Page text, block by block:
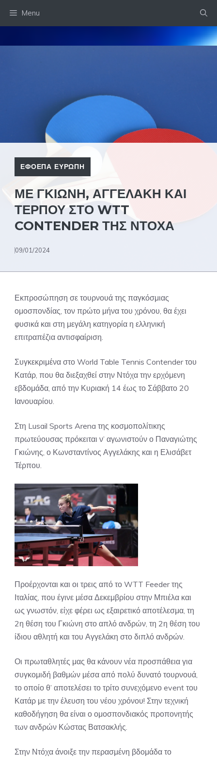
Menu
ΕΦΟΕΠΑ ΕΥΡΩΠΗ
ΜΕ ΓΚΙΩΝΗ, ΑΓΓΕΛΑΚΗ ΚΑΙ
ΤΕΡΠΟΥ ΣΤΟ WTT
CONTENDER ΤΗΣ ΝΤΟΧΑ
09/01/2024
Εκπροσώπηση σε τουρνουά της παγκόσμιας
ομοσπονδίας, τον πρώτο μήνα του χρόνου, θα έχει
φυσικά και στη μεγάλη κατηγορία η ελληνική
επιτραπέζια αντισφαίριση.
Συγκεκριμένα στο World Table Tennis Contender του
Κατάρ, που θα διεξαχθεί στην Ντόχα την ερχόμενη
εβδομάδα, από την Κυριακή 14 έως το Σάββατο 20
Ιανουαρίου.
Στη Lusail Sports Arena της κοσμοπολίτικης
πρωτεύουσας πρόκειται ν’ αγωνιστούν ο Παναγιώτης
Γκιώνης, ο Κωνσταντίνος Αγγελάκης και η Ελισάβετ
Τέρπου.
Προέρχονται και οι τρεις από το WTT Feeder της
Ιταλίας, που έγινε μέσα Δεκεμβρίου στην Μπιέλα και
ως γνωστόν, είχε φέρει ως εξαιρετικό αποτέλεσμα, τη
2η θέση του Γκιώνη στο απλό ανδρών, τη 2η θέση του
ίδιου αθλητή και του Αγγελάκη στο διπλό ανδρών.
Οι πρωταθλητές μας θα κάνουν νέα προσπάθεια για
συγκομιδή βαθμών μέσα από πολύ δυνατό τουρνουά,
το οποίο θ’ αποτελέσει το τρίτο συνεχόμενο event του
Κατάρ με την έλευση του νέου χρόνου! Στην τεχνική
καθοδήγηση θα είναι ο ομοσπονδιακός προπονητής
των ανδρών Κώστας Βατσακλής.
Στην Ντόχα άνοιξε την περασμένη βδομάδα το